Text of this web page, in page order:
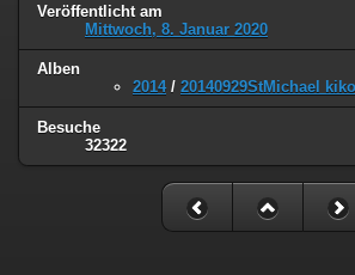
Veröffentlicht am
Mittwoch, 8. Januar 2020
Alben
2014/ 20140929StMichael kiko
Besuche
32322